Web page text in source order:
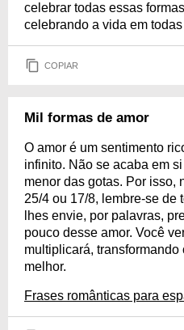
celebrar todas essas
celebrando a vida em
COPIAR
Mil formas de amor
O amor é um sentimento
infinito. Não se acaba em
menor das gotas. Por isso,
25/4 ou 17/8, lembre-se de
lhes envie, por palavras,
pouco desse amor. Você
multiplicará,
melhor.
Frases românticas para